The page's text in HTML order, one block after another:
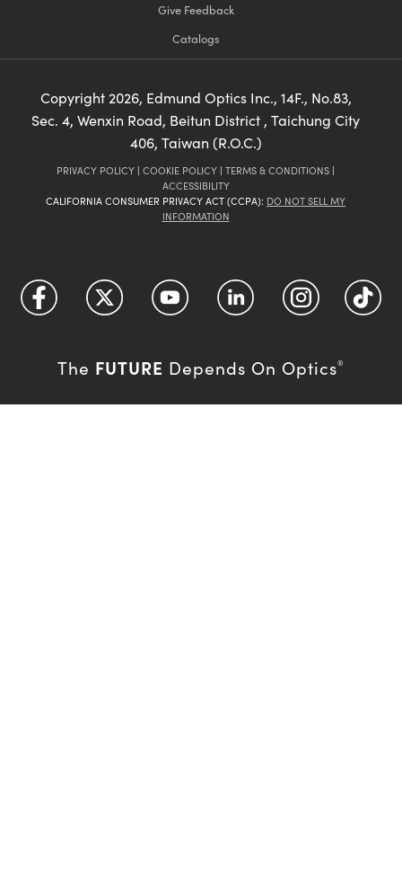
Give Feedback
Catalogs
Copyright 2026, Edmund Optics Inc., 14F., No.83,
Sec. 4, Wenxin Road, Beitun District , Taichung City
406, Taiwan (R.O.C.)
PRIVACY POLICY | COOKIE POLICY | TERMS & CONDITIONS |
ACCESSIBILITY
CALIFORNIA CONSUMER PRIVACY ACT (CCPA): DO NOT SELL MY
INFORMATION
The FUTURE Depends On Optics®